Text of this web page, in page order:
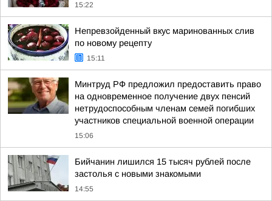
15:22
Непревзойденный вкус маринованных слив
по новому рецепту
15:11
Минтруд РФ предложил предоставить право
на одновременное получение двух пенсий
нетрудоспособным членам семей погибших
участников специальной военной операции
15:06
Бийчанин лишился 15 тысяч рублей после
застолья с новыми знакомыми
14:55